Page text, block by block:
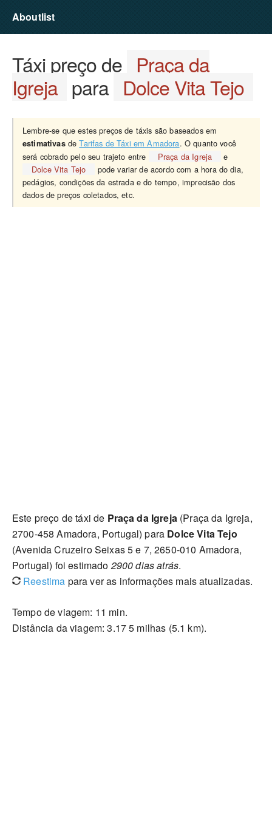
Aboutlist
Táxi preço de Praça da
Igreja para Dolce Vita Tejo
Lembre-se que estes preços de táxis são baseados em
estimativasdeTarifas de Táxi em Amadora. O quanto você
será cobrado pelo seu trajeto entre
Praça da Igreja
e
Dolce Vita Tejo
pode variar de acordo com a hora do dia,
pedágios, condições da estrada e do tempo, imprecisão dos
dados de preços coletados, etc.
Este preço de táxi de Praça da Igreja(Praça da Igreja,
2700-458 Amadora, Portugal) para Dolce Vita Tejo
(Avenida Cruzeiro Seixas 5 e 7, 2650-010 Amadora,
Portugal) foi estimado 2900 dias atrás.
Reestima para ver as informações mais atualizadas.
Tempo de viagem: 11 min.
Distância da viagem: 3.17 5 milhas (5.1 km).